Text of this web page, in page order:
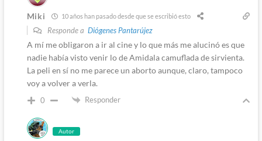
Miki 10 años han pasado desde que se escribió esto
Responde a Diógenes Pantarújez
A mí me obligaron a ir al cine y lo que más me alucinó es que
nadie había visto venir lo de Amidala camuflada de sirvienta.
La peli en sí no me parece un aborto aunque, claro, tampoco
voy a volver a verla.
0 Responder
Autor